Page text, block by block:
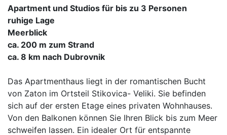
Apartment und Studios für bis zu 3 Personen
ruhige Lage
Meerblick
ca. 200 m zum Strand
ca. 8 km nach Dubrovnik
Das Apartmenthaus liegt in der romantischen Bucht
von Zaton im Ortsteil Stikovica- Veliki. Sie befinden
sich auf der ersten Etage eines privaten Wohnhauses.
Von den Balkonen können Sie Ihren Blick bis zum Meer
schweifen lassen. Ein idealer Ort für entspannte